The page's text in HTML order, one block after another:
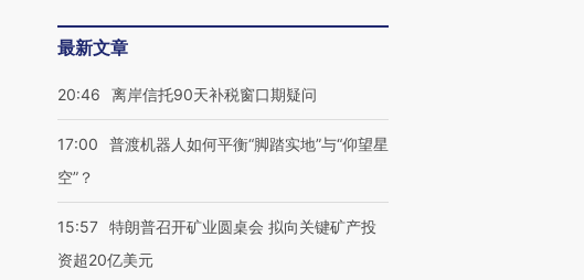
最新文章
20:46 离岸信托90天补税窗口期疑问
17:00
普渡机器人如何平衡“脚踏实地”与“仰望星
空”？
15:57 特朗普召开矿业圆桌会 拟向关键矿产投
资超20亿美元